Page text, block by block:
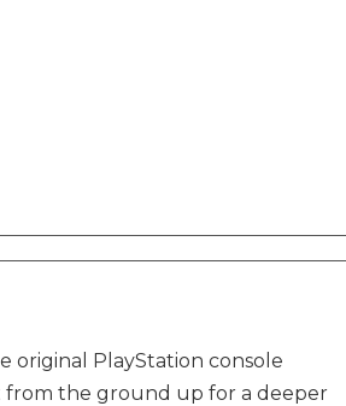
original PlayStation console
from the ground up for a deeper